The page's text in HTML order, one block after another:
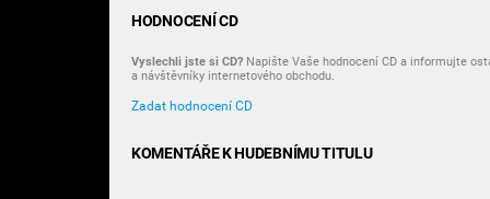
HODNOCENÍ CD
Vyslechli jste si CD? Napište Vaše hodnocení CD a informujte
a návštěvníky internetového obchodu.
Zadat hodnocení CD
KOMENTÁŘE K HUDEBNÍMU TITULU